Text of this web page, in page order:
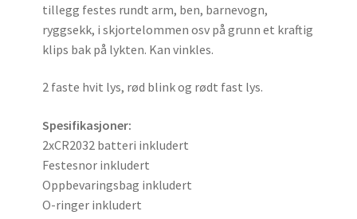
tillegg festes rundt arm, ben, barnevogn,
ryggsekk, i skjortelommen osv på grunn et kraftig
klips bak på lykten. Kan vinkles.
2 faste hvit lys, rød blink og rødt fast lys.
Spesifikasjoner:
2xCR2032 batteri inkludert
Festesnor inkludert
Oppbevaringsbag inkludert
O-ringer inkludert